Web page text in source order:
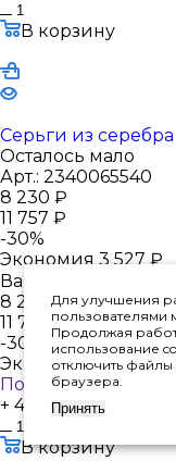
В корзину
Серьги из
Осталось мало
Арт.: 2340065540
8 230 ₽
11 757 ₽
-30%
Экономия 3 527 ₽
Варианты цен
8 230 ₽
11 757
₽
-30
Экономия3 527₽
Подробности
+ 412 ₽ бонусами
В корзину
Для улучшения
пользователями
Продолжая
использование
отключить файлы
браузера.
Принять